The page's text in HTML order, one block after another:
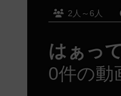
2人～6人
はぁっ
0件の動